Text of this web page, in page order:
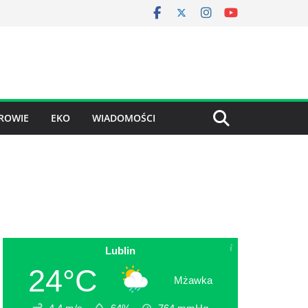
EKO WIADOMOŚCI
Lublin
24°C Mżawka